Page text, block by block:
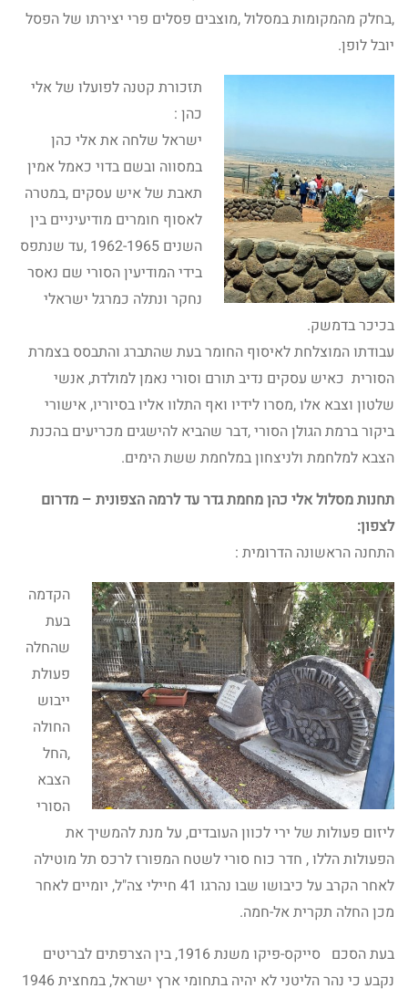
,בחלק מהמקומות במסלול ,מוצבים פסלים פרי יצירתו של הפסל
יובל לופן.
תזכורת קטנה לפועלו של אלי
כהן :
ישראל שלחה את אלי כהן
במסווה ובשם בדוי כאמל אמין
תאבת של איש עסקים ,במטרה
לאסוף חומרים מודיעיניים בין
השנים 1962-1965 ,עד שנתפס
בידי המודיעין הסורי שם נאסר
נחקר ונתלה כמרגל ישראלי
בכיכר בדמשק.
עבודתו המוצלחת לאיסוף החומר בעת שהתברג והתבסס בצמרת
הסורית כאיש עסקים נדיב תורם וסורי נאמן למולדת, אנשי
שלטון וצבא אלו ,מסרו לידיו ואף התלוו אליו בסיוריו, אישורי
ביקור ברמת הגולן הסורי ,דבר שהביא להישגים מכריעים בהכנת
הצבא למלחמת ולניצחון במלחמת ששת הימים.
תחנות מסלול אלי כהן מחמת גדר עד לרמה הצפונית – מדרום
לצפון:
התחנה הראשונה הדרומית :
הקדמה
בעת
שהחלה
פעולת
ייבוש
החולה
,החל
הצבא
הסורי
ליזום פעולות של ירי לכוון העובדים, על מנת להמשיך את
הפעולות הללו , חדר כוח סורי לשטח המפורז לרכס תל מוטילה
לאחר הקרב על כיבושו שבו נהרגו 41 חיילי צה"ל, יומיים לאחר
מכן החלה תקרית אל-חמה.
בעת הסכם סייקס-פיקו משנת 1916, בין הצרפתים לבריטים
נקבע כי נהר הליטני לא יהיה בתחומי ארץ ישראל, במחצית 1946